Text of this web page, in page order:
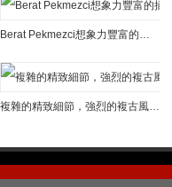
Berat Pekmezci想象力豐富的插畫作品
複雜的精致細節，強烈的複古風格! Ilustrata Studio插畫作品